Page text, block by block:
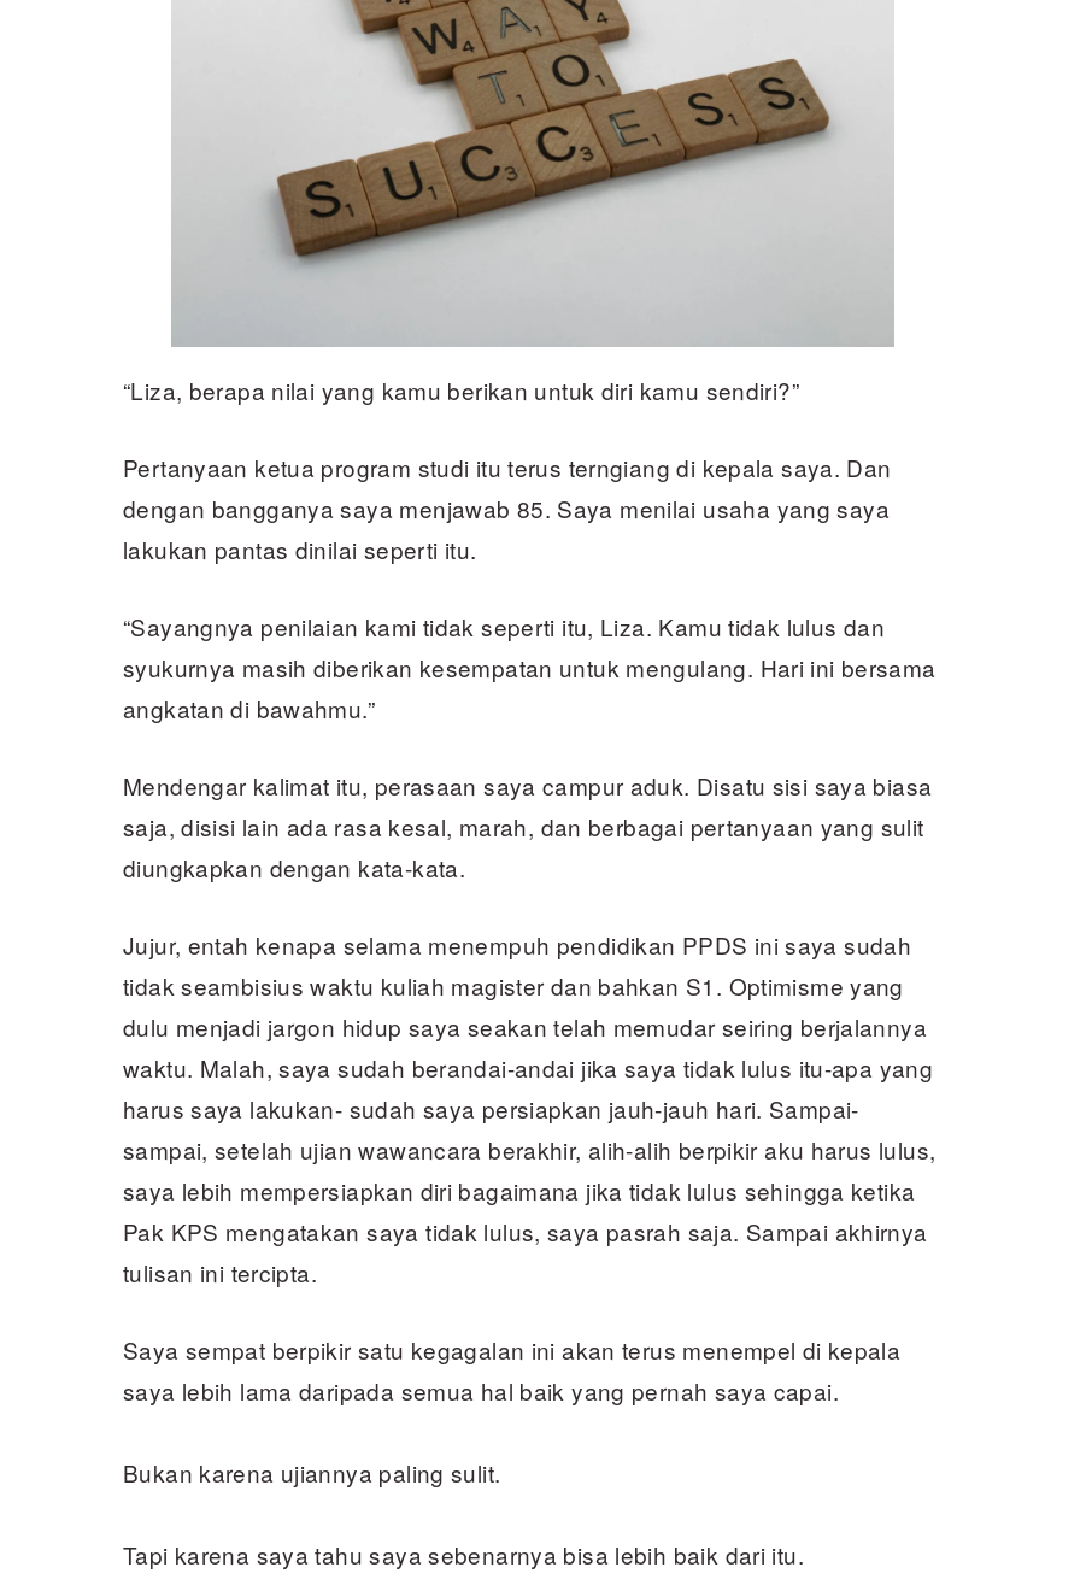
“Liza, berapa nilai yang kamu berikan untuk diri kamu sendiri?”
Pertanyaan ketua program studi itu terus terngiang di kepala saya. Dan
dengan bangganya saya menjawab 85. Saya menilai usaha yang saya
lakukan pantas dinilai seperti itu.
“Sayangnya penilaian kami tidak seperti itu, Liza. Kamu tidak lulus dan
syukurnya masih diberikan kesempatan untuk mengulang. Hari ini bersama
angkatan di bawahmu.”
Mendengar kalimat itu, perasaan saya campur aduk. Disatu sisi saya biasa
saja, disisi lain ada rasa kesal, marah, dan berbagai pertanyaan yang sulit
diungkapkan dengan kata-kata.
Jujur, entah kenapa selama menempuh pendidikan PPDS ini saya sudah
tidak seambisius waktu kuliah magister dan bahkan S1. Optimisme yang
dulu menjadi jargon hidup saya seakan telah memudar seiring berjalannya
waktu. Malah, saya sudah berandai-andai jika saya tidak lulus itu-apa yang
harus saya lakukan- sudah saya persiapkan jauh-jauh hari. Sampai-
sampai, setelah ujian wawancara berakhir, alih-alih berpikir aku harus lulus,
saya lebih mempersiapkan diri bagaimana jika tidak lulus sehingga ketika
Pak KPS mengatakan saya tidak lulus, saya pasrah saja. Sampai akhirnya
tulisan ini tercipta.
Saya sempat berpikir satu kegagalan ini akan terus menempel di kepala
saya lebih lama daripada semua hal baik yang pernah saya capai.
Bukan karena ujiannya paling sulit.
Tapi karena saya tahu saya sebenarnya bisa lebih baik dari itu.